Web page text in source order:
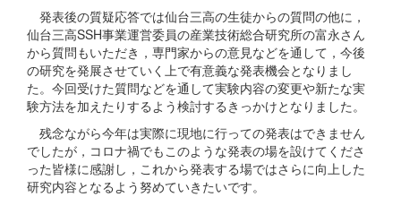
発表後の質疑応答では仙台三高の生徒からの質問の他に，
仙台三高SSH事業運営委員の産業技術総合研究所の富永さん
から質問もいただき，専門家からの意見などを通して，今後
の研究を発展させていく上で有意義な発表機会となりまし
た。今回受けた質問などを通して実験内容の変更や新たな実
験方法を加えたりするよう検討するきっかけとなりました。
残念ながら今年は実際に現地に行っての発表はできません
でしたが，コロナ禍でもこのような発表の場を設けてくださ
った皆様に感謝し，これから発表する場ではさらに向上した
研究内容となるよう努めていきたいです。